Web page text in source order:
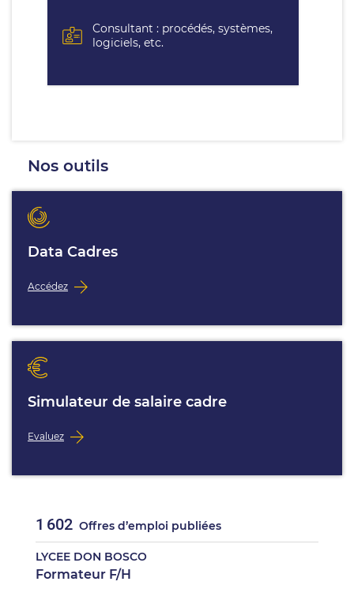
Consultant : procédés, systèmes,
logiciels, etc.
Nos outils
Data Cadres
Accédez
Simulateur de salaire cadre
Evaluez
1 602 Offres d’emploi publiées
LYCEE DON BOSCO
Formateur F/H